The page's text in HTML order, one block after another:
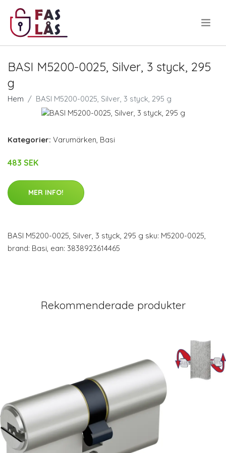
BASI M5200-0025, Silver, 3 styck, 295
g
Hem BASI M5200-0025, Silver, 3 styck, 295 g
Kategorier: Varumärken Basi
483 SEK
MER INFO!
BASI M5200-0025, Silver, 3 styck, 295 g sku: M5200-0025,
brand: Basi, ean: 3838923614465
Rekommenderade produkter